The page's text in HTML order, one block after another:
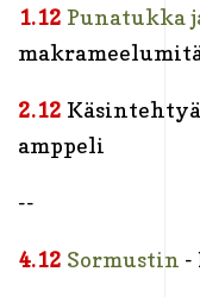
1.12 Punatukka
2.12
amppeli
--
4.12 Sormustin -